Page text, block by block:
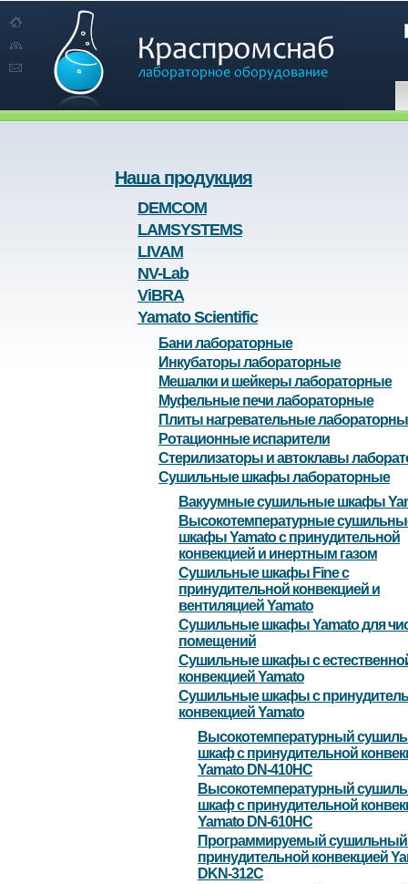
Наша продукция
DEMCOM
LAMSYSTEMS
LIVAM
NV-Lab
ViBRA
Yamato Scientific
Бани лабораторные
Инкубаторы лабораторные
Мешалки и шейкеры лабораторные
Муфельные печи лабораторные
Плиты нагревательные
Ротационные испарители
Стерилизаторы и автоклавы
Сушильные шкафы лабораторные
Вакуумные сушильные шкафы
Высокотемпературные
шкафы Yamato с принудительной
конвекцией и инертным газом
Сушильные шкафы Fine с
принудительной конвекцией и
вентиляцией Yamato
Сушильные шкафы Yamato для
помещений
Сушильные шкафы с
конвекцией Yamato
Сушильные шкафы с
конвекцией Yamato
Высокотемпературный
шкаф с принудительной
Yamato DN-410HC
Высокотемпературный
шкаф с принудительной
Yamato DN-610HC
Программируемый
принудительной конвекцией
DKN-312С